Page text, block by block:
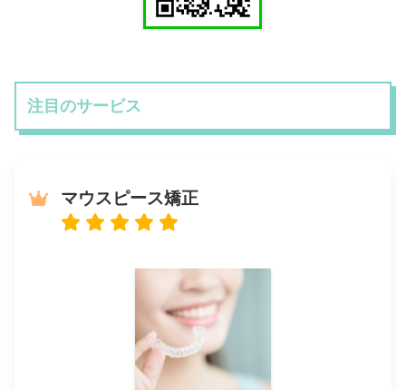
注目のサービス
マウスピース矯正